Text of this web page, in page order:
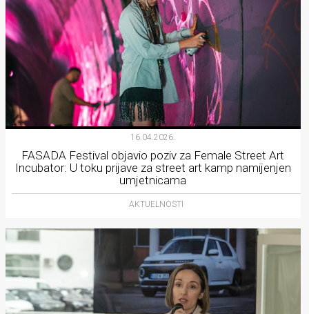
16.04.2026.
FASADA Festival objavio poziv za Female Street Art
Incubator: U toku prijave za street art kamp namijenjen
umjetnicama
AKTUELNOSTI